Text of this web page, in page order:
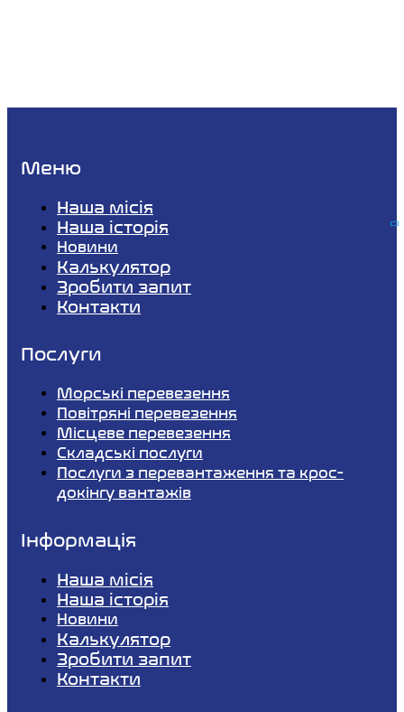
Меню
Наша місія
Наша історія
Новини
Калькулятор
Зробити запит
Контакти
Послуги
Морські перевезення
Повітряні перевезення
Місцеве перевезення
Складські послуги
Послуги з перевантаження та крос-
докінгу вантажів
Інформація
Наша місія
Наша історія
Новини
Калькулятор
Зробити запит
Контакти